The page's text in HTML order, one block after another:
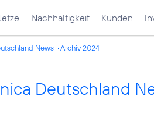
Nachhaltigkeit Kunden
News Archiv 2024
Deutschland